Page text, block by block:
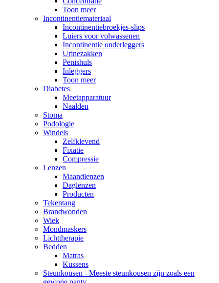
Toon meer
Incontinentiemateriaal
Incontinentiebroekjes-slips
Luiers voor volwassenen
Incontinentie onderleggers
Urinezakken
Penishuls
Inleggers
Toon meer
Diabetes
Meetapparatuur
Naalden
Stoma
Podologie
Windels
Zelfklevend
Fixatie
Compressie
Lenzen
Maandlenzen
Daglenzen
Producten
Tekentang
Brandwonden
Wiek
Mondmaskers
Lichttherapie
Bedden
Matras
Kussens
Steunkousen - Meeste steunkousen zijn zoals een